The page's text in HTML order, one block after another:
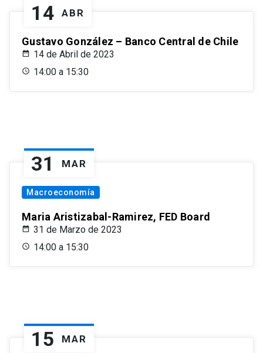
14 ABR
Gustavo González – Banco Central de Chile
14 de Abril de 2023
14:00 a 15:30
31 MAR
Macroeconomía
Maria Aristizabal-Ramirez, FED Board
31 de Marzo de 2023
14:00 a 15:30
15 MAR